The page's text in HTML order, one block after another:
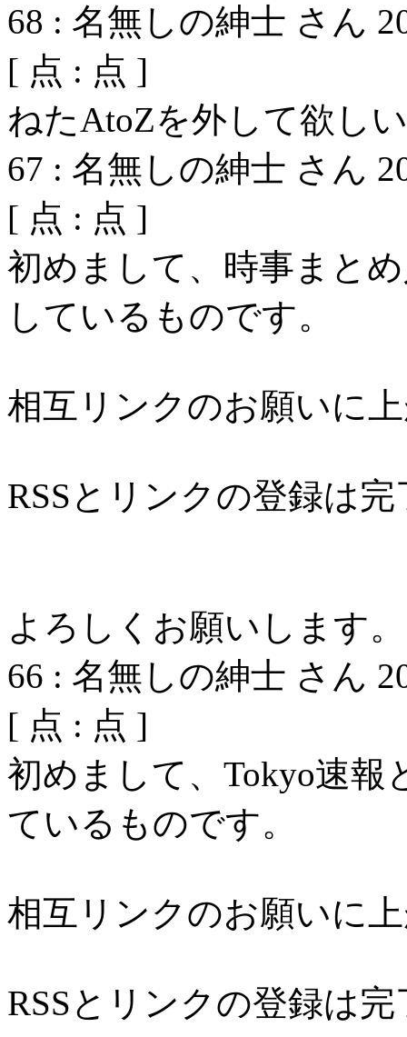
68 : 名無しの紳士 さん
[ 点 : 点 ]
ねたAtoZを外して欲しい
67 : 名無しの紳士 さん
[ 点 : 点 ]
初めまして、時事まと
しているものです。
相互リンクのお願いに
RSSとリンクの登録は
よろしくお願いします。
66 : 名無しの紳士 さん
[ 点 : 点 ]
初めまして、Tokyo速
ているものです。
相互リンクのお願いに
RSSとリンクの登録は